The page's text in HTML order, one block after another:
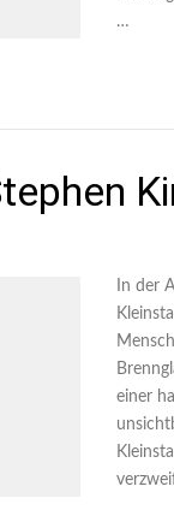
…
In der
einer